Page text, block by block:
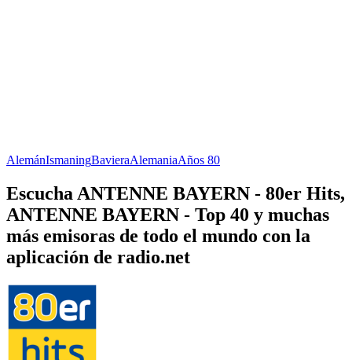
AlemánIsmaningBavieraAlemaniaAños 80
Escucha ANTENNE BAYERN - 80er Hits,
ANTENNE BAYERN - Top 40 y muchas
más emisoras de todo el mundo con la
aplicación de radio.net